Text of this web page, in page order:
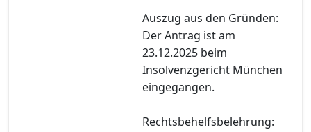
Auszug aus den Gründen:
Der Antrag ist am
23.12.2025 beim
Insolvenzgericht München
eingegangen.
Rechtsbehelfsbelehrung: